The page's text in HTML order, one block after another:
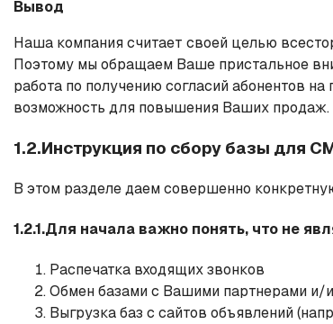
Вывод
Наша компания считает своей целью
Поэтому мы обращаем Ваше пристальное
работа по получению согласий абонентов
возможность для повышения Ваших продаж.
1.2.Инструкция по сбору базы для
В этом разделе даем совершенно
1.2.1.Для начала важно понять, что не
Распечатка входящих звонков
Обмен базами с Вашими партнерами и/
Выгрузка баз с сайтов объявлений